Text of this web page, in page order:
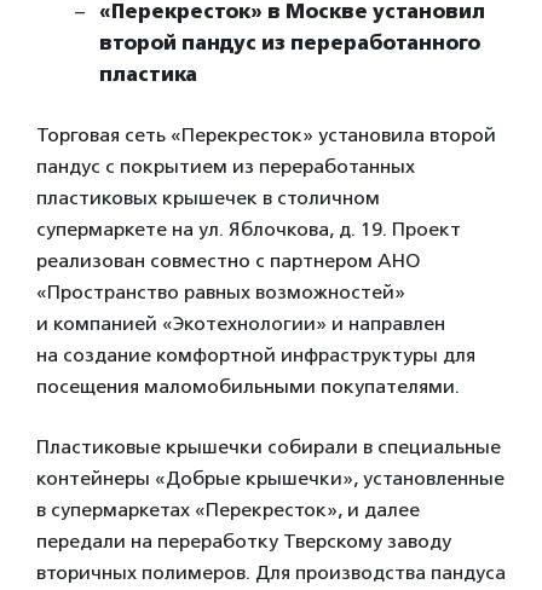
«Перекресток» в Москве установил
второй пандус из переработанного
пластика
Торговая сеть «Перекресток» установила второй
пандус с покрытием из переработанных
пластиковых крышечек в столичном
супермаркете на ул. Яблочкова, д. 19. Проект
реализован совместно с партнером АНО
«Пространство равных возможностей»
и компанией «Экотехнологии» и направлен
на создание комфортной инфраструктуры для
посещения маломобильными покупателями.
Пластиковые крышечки собирали в специальные
контейнеры «Добрые крышечки», установленные
в супермаркетах «Перекресток», и далее
передали на переработку Тверскому заводу
вторичных полимеров. Для производства пандуса